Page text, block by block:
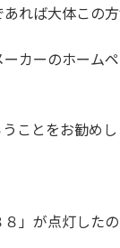
れば大体この方
カーのホーム
ことをお勧めし
」が点灯した